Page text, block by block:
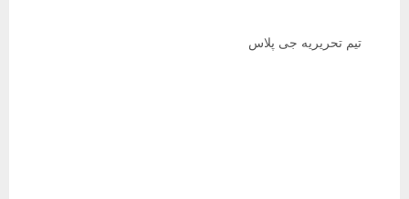
تیم تحریریه جی پلاس